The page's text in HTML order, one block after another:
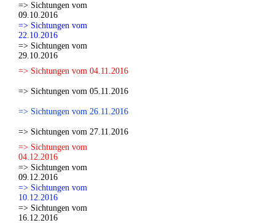
=> Sichtungen vom
09.10.2016
=> Sichtungen vom
22.10.2016
=> Sichtungen vom
29.10.2016
=> Sichtungen vom 04.11.2016
=> Sichtungen vom 05.11.2016
=> Sichtungen vom 26.11.2016
=> Sichtungen vom 27.11.2016
=> Sichtungen vom
04.12.2016
=> Sichtungen vom
09.12.2016
=> Sichtungen vom
10.12.2016
=> Sichtungen vom
16.12.2016